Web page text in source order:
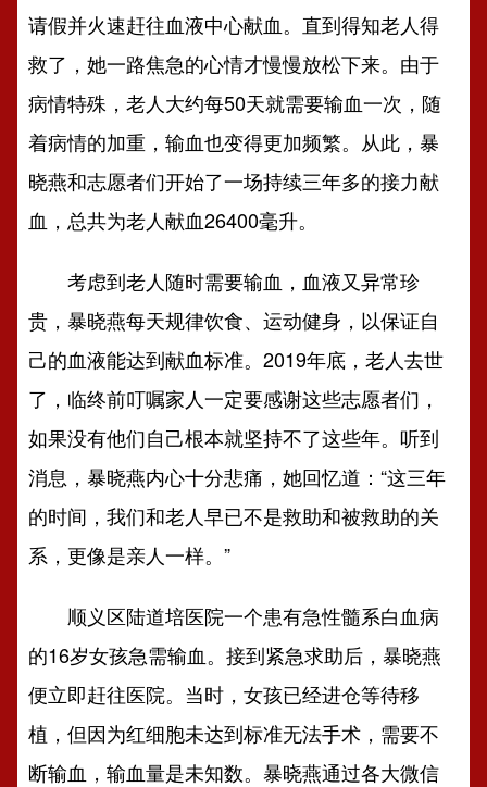
请假并火速赶往血液中心献血。直到得知老人得
救了，她一路焦急的心情才慢慢放松下来。由于
病情特殊，老人大约每50天就需要输血一次，随
着病情的加重，输血也变得更加频繁。从此，暴
晓燕和志愿者们开始了一场持续三年多的接力献
血，总共为老人献血26400毫升。
考虑到老人随时需要输血，血液又异常珍
贵，暴晓燕每天规律饮食、运动健身，以保证自
己的血液能达到献血标准。2019年底，老人去世
了，临终前叮嘱家人一定要感谢这些志愿者们，
如果没有他们自己根本就坚持不了这些年。听到
消息，暴晓燕内心十分悲痛，她回忆道：“这三年
的时间，我们和老人早已不是救助和被救助的关
系，更像是亲人一样。”
顺义区陆道培医院一个患有急性髓系白血病
的16岁女孩急需输血。接到紧急求助后，暴晓燕
便立即赶往医院。当时，女孩已经进仓等待移
植，但因为红细胞未达到标准无法手术，需要不
断输血，输血量是未知数。暴晓燕通过各大微信